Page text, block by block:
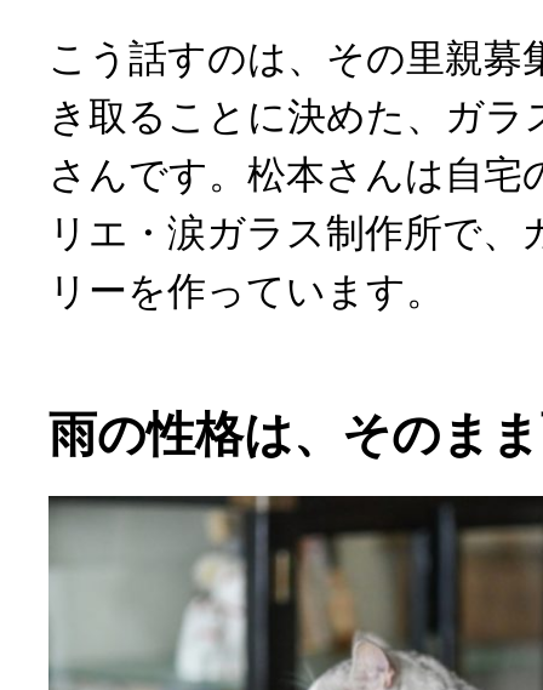
こう話すのは、その里親募
き取ることに決めた、ガラ
さんです。松本さんは自宅
リエ・涙ガラス制作所で
リーを作っています。
雨の性格は、そのま